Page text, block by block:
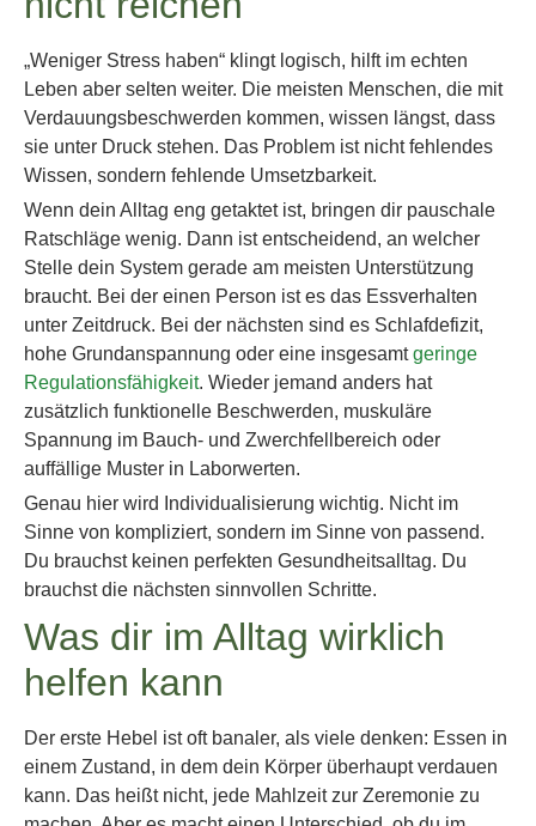
„Weniger Stress haben“ klingt logisch, hilft im echten
Leben aber selten weiter. Die meisten Menschen, die mit
Verdauungsbeschwerden kommen, wissen längst, dass
sie unter Druck stehen. Das Problem ist nicht fehlendes
Wissen, sondern fehlende Umsetzbarkeit.
Wenn dein Alltag eng getaktet ist, bringen dir pauschale
Ratschläge wenig. Dann ist entscheidend, an welcher
Stelle dein System gerade am meisten Unterstützung
braucht. Bei der einen Person ist es das Essverhalten
unter Zeitdruck. Bei der nächsten sind es Schlafdefizit,
hohe Grundanspannung oder eine insgesamtgeringe
Regulationsfähigkeit. Wieder jemand anders hat
zusätzlich funktionelle Beschwerden, muskuläre
Spannung im Bauch- und Zwerchfellbereich oder
auffällige Muster in Laborwerten.
Genau hier wird Individualisierung wichtig. Nicht im
Sinne von kompliziert, sondern im Sinne von passend.
Du brauchst keinen perfekten Gesundheitsalltag. Du
brauchst die nächsten sinnvollen Schritte.
Was dir im Alltag wirklich
helfen kann
Der erste Hebel ist oft banaler, als viele denken: Essen in
einem Zustand, in dem dein Körper überhaupt verdauen
kann. Das heißt nicht, jede Mahlzeit zur Zeremonie zu